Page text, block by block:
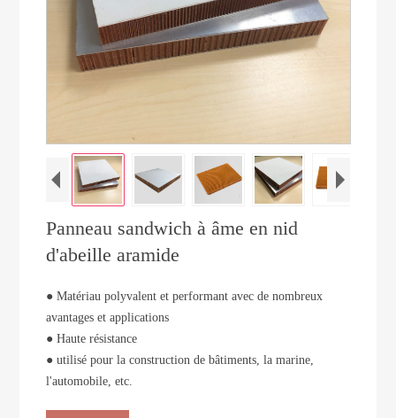
Panneau sandwich à âme en nid
d'abeille aramide
● Matériau polyvalent et performant avec de nombreux
avantages et applications
● Haute résistance
● utilisé pour la construction de bâtiments, la marine,
l'automobile, etc.